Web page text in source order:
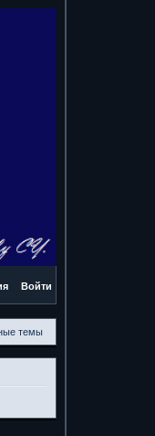
Войти
темы